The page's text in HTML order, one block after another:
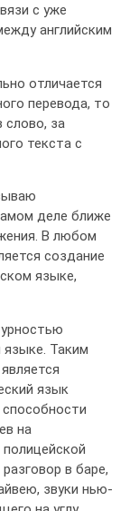
с уже
английским
отличается
перевода, то
слово, за
текста с
деле ближе
В любом
создание
языке,
языке. Таким
язык
на
в баре,
звуки нью-